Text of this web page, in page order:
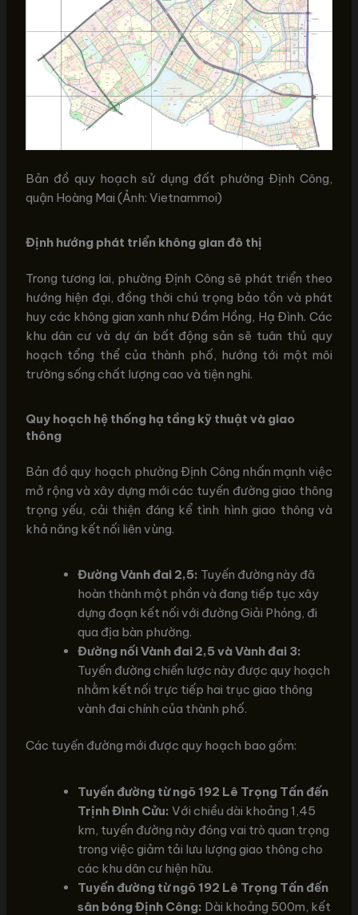
Bản đồ quy hoạch sử dụng đất phường Định Công,
quận Hoàng Mai (Ảnh: Vietnammoi)
Định hướng phát triển không gian đô thị
Trong tương lai, phường Định Công sẽ phát triển theo
hướng hiện đại, đồng thời chú trọng bảo tồn và phát
huy các không gian xanh như Đầm Hồng, Hạ Đình. Các
khu dân cư và dự án bất động sản sẽ tuân thủ quy
hoạch tổng thể của thành phố, hướng tới một môi
trường sống chất lượng cao và tiện nghi.
Quy hoạch hệ thống hạ tầng kỹ thuật và giao
thông
Bản đồ quy hoạch phường Định Công nhấn mạnh việc
mở rộng và xây dựng mới các tuyến đường giao thông
trọng yếu, cải thiện đáng kể tình hình giao thông và
khả năng kết nối liên vùng.
Đường Vành đai 2,5: Tuyến đường này đã
hoàn thành một phần và đang tiếp tục xây
dựng đoạn kết nối với đường Giải Phóng, đi
qua địa bàn phường.
Đường nối Vành đai 2,5 và Vành đai 3:
Tuyến đường chiến lược này được quy hoạch
nhằm kết nối trực tiếp hai trục giao thông
vành đai chính của thành phố.
Các tuyến đường mới được quy hoạch bao gồm:
Tuyến đường từ ngõ 192 Lê Trọng Tấn đến
Trịnh Đình Cửu: Với chiều dài khoảng 1,45
km, tuyến đường này đóng vai trò quan trọng
trong việc giảm tải lưu lượng giao thông cho
các khu dân cư hiện hữu.
Tuyến đường từ ngõ 192 Lê Trọng Tấn đến
sân bóng Định Công: Dài khoảng 500m, kết